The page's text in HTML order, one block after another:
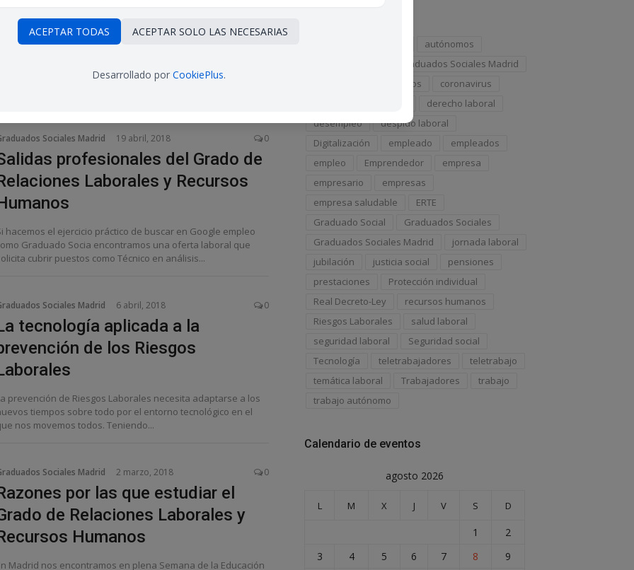
en RRHH
y financiera en cuanto al desarrollo de...
Sociales Madrid 19 abril, 2018 0
profesionales del Grado de
Laborales y Recursos
hacemos el ejercicio práctico de buscar en Google empleo
Graduado Socia encontramos una oferta laboral que
cubrir puestos como Técnico en análisis...
Sociales Madrid 6 abril, 2018 0
tecnología aplicada a la
de los Riesgos
prevención de Riesgos Laborales necesita adaptarse a los
tiempos sobre todo por el entorno tecnológico en el
nos movemos todos. Teniendo...
Sociales Madrid 2 marzo, 2018 0
por las que estudiar el
de Relaciones Laborales y
Humanos
Madrid nos encontramos en plena Semana de la Educación
autónomos
Colegio Graduados Sociales Madrid
Consejos
coronavirus
derecho laboral
desempleo
despido laboral
Digitalización
empleado
empleados
empleo
Emprendedor
empresa
empresario
empresas
empresa saludable
ERTE
Graduado Social
Graduados Sociales
Graduados Sociales Madrid
jornada laboral
jubilación
justicia social
pensiones
prestaciones
Protección individual
Real Decreto-Ley
recursos humanos
Riesgos Laborales
salud laboral
seguridad laboral
Seguridad social
Tecnología
teletrabajadores
teletrabajo
temática laboral
Trabajadores
trabajo
trabajo autónomo
Calendario de eventos
agosto 2026
L M X J V S D
1
2
3
4 5 6 7 8
9
ACEPTAR TODAS ACEPTAR SOLO LAS NECESARIAS
Desarrollado por CookiePlus.